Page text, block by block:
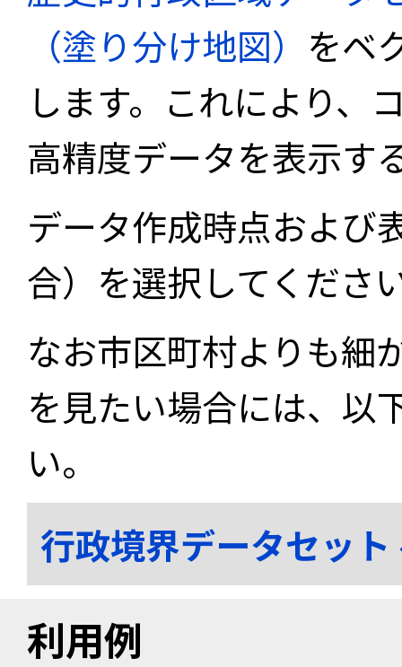
（塗り分け地図） をベ
します。これにより、
高精度データを表示す
データ作成時点および
合）を選択してくださ
なお市区町村よりも細
を見たい場合には、以
い。
行政境界データセッ
利用例